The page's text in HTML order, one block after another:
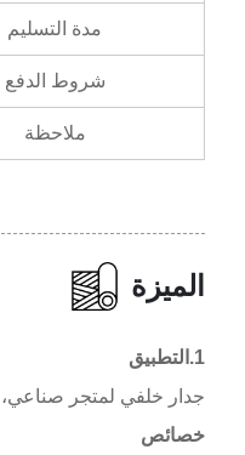
مدة التسليم
شروط الدفع
ملاحظة
الميزة
1.التطبيق
جدار خلفي لمتجر صناعي،
خصائص